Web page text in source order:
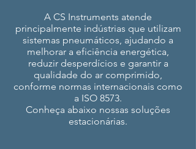
A CS Instruments atende
principalmente indústrias que utilizam
sistemas pneumáticos, ajudando a
melhorar a eficiência energética,
reduzir desperdícios e garantir a
qualidade do ar comprimido,
conforme normas internacionais como
a ISO 8573.
Conheça abaixo nossas soluções
estacionárias.